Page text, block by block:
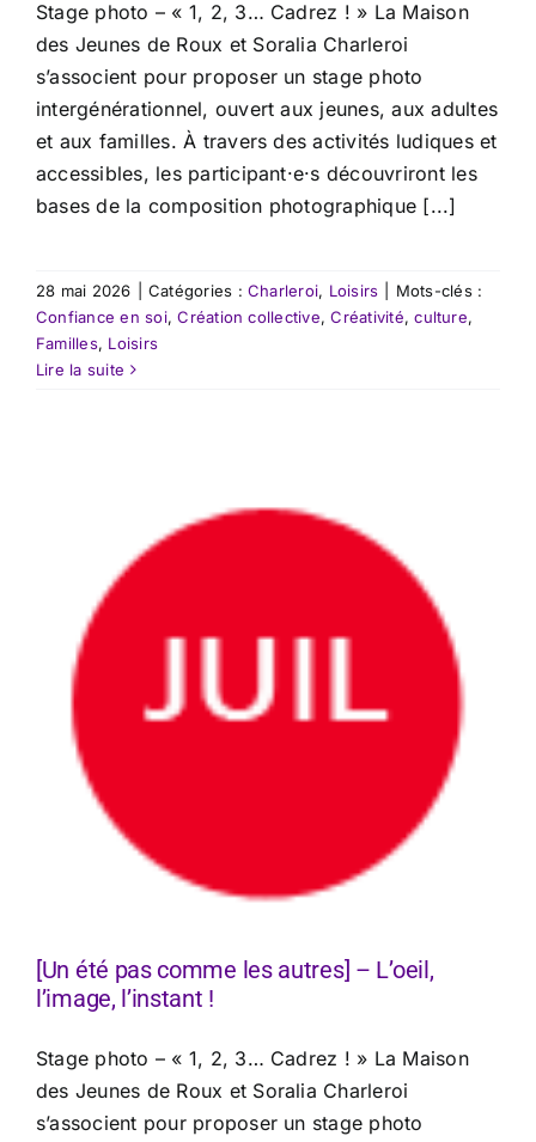
Stage photo – « 1, 2, 3… Cadrez ! » La Maison
des Jeunes de Roux et Soralia Charleroi
s’associent pour proposer un stage photo
intergénérationnel, ouvert aux jeunes, aux adultes
et aux familles. À travers des activités ludiques et
accessibles, les participant·e·s découvriront les
bases de la composition photographique [...]
28 mai 2026 Catégories :Charleroi, Loisirs
Mots-clés :
Confiance en soi,Création collective,Créativité,culture,
Familles, Loisirs
Lire la suite
[Un été pas comme les autres] – L’oeil,
l’image, l’instant !
Stage photo – « 1, 2, 3… Cadrez ! » La Maison
des Jeunes de Roux et Soralia Charleroi
s’associent pour proposer un stage photo